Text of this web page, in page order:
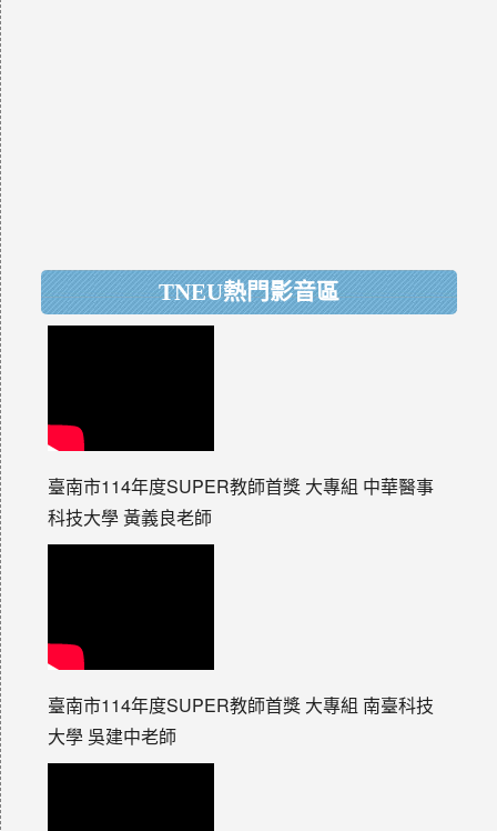
TNEU熱門影音區
臺南市114年度SUPER教師首獎 大專組 中華醫事
科技大學 黃義良老師
臺南市114年度SUPER教師首獎 大專組 南臺科技
大學 吳建中老師